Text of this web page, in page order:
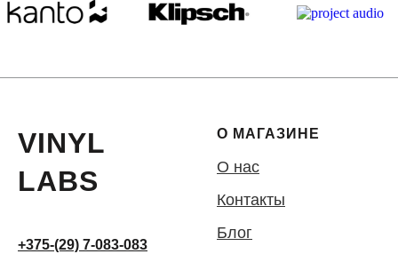
VINYL
LABS
+375-(29) 7-083-083
О МАГАЗИНЕ
О нас
Контакты
Блог